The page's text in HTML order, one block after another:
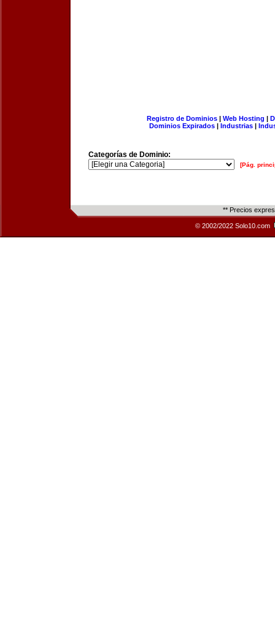
Registro de Dominios| Web Hosting |
Dominios Expirados | Industrias |
Categorías de Dominio:
[Pág.
** Precios
© 2002/2022 Solo10.com